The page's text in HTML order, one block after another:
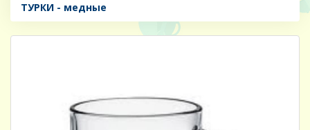
ТУРКИ - медные